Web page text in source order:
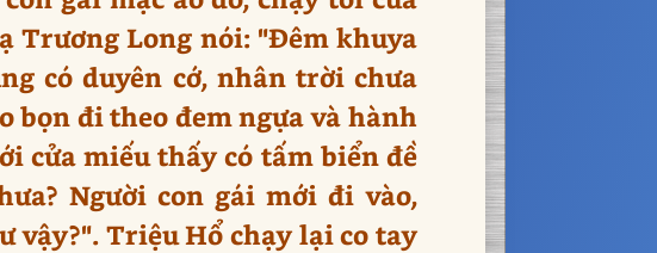
Trương Long nói: "Đêm khuya
có duyên cớ, nhân trời chưa
bọn đi theo đem ngựa và hành
cửa miếu thấy có tấm biển đề
Người con gái mới đi vào,
vậy?". Triệu Hổ chạy lại co tay